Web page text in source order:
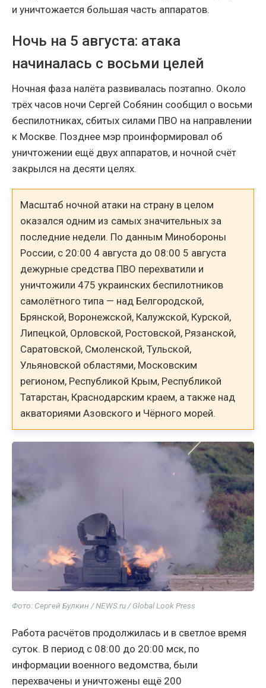
и уничтожается большая часть аппаратов.
Ночь на 5 августа: атака
начиналась с восьми целей
Ночная фаза налёта развивалась поэтапно. Около
трёх часов ночи Сергей Собянин сообщил о восьми
беспилотниках, сбитых силами ПВО на направлении
к Москве. Позднее мэр проинформировал об
уничтожении ещё двух аппаратов, и ночной счёт
закрылся на десяти целях.
Масштаб ночной атаки на страну в целом
оказался одним из самых значительных за
последние недели. По данным Минобороны
России, с 20:00 4 августа до 08:00 5 августа
дежурные средства ПВО перехватили и
уничтожили 475 украинских беспилотников
самолётного типа — над Белгородской,
Брянской, Воронежской, Калужской, Курской,
Липецкой, Орловской, Ростовской, Рязанской,
Саратовской, Смоленской, Тульской,
Ульяновской областями, Московским
регионом, Республикой Крым, Республикой
Татарстан, Краснодарским краем, а также над
акваториями Азовского и Чёрного морей.
Фото: Сергей Булкин / NEWS.ru / Global Look Press
Работа расчётов продолжилась и в светлое время
суток. В период с 08:00 до 20:00 мск, по
информации военного ведомства, были
перехвачены и уничтожены ещё 200